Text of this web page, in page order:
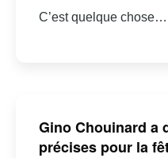
C’est quelque
Gino Chouinard a
précises pour la